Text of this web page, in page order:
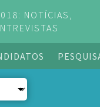
NOTÍCIAS,